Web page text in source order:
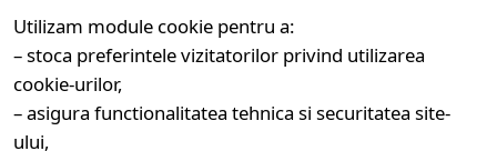
Utilizam module cookie pentru a:
– stoca preferintele vizitatorilor privind utilizarea
cookie-urilor,
– asigura functionalitatea tehnica si securitatea site-
ului,